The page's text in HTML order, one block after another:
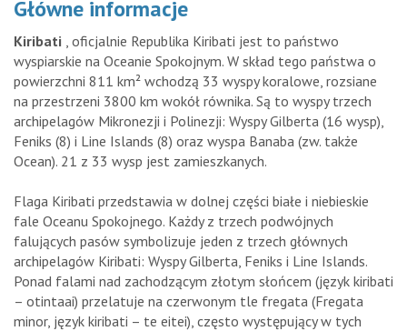
Główne informacje
Kiribati , oficjalnie Republika Kiribati jest to państwo
wyspiarskie na Oceanie Spokojnym. W skład tego państwa o
powierzchni 811 km² wchodzą 33 wyspy koralowe, rozsiane
na przestrzeni 3800 km wokół równika. Są to wyspy trzech
archipelagów Mikronezji i Polinezji: Wyspy Gilberta (16 wysp),
Feniks (8) i Line Islands (8) oraz wyspa Banaba (zw. także
Ocean). 21 z 33 wysp jest zamieszkanych.
Flaga Kiribati przedstawia w dolnej części białe i niebieskie
fale Oceanu Spokojnego. Każdy z trzech podwójnych
falujących pasów symbolizuje jeden z trzech głównych
archipelagów Kiribati: Wyspy Gilberta, Feniks i Line Islands.
Ponad falami nad zachodzącym złotym słońcem (język kiribati
– otintaai) przelatuje na czerwonym tle fregata (Fregata
minor, język kiribati – te eitei), często występujący w tych